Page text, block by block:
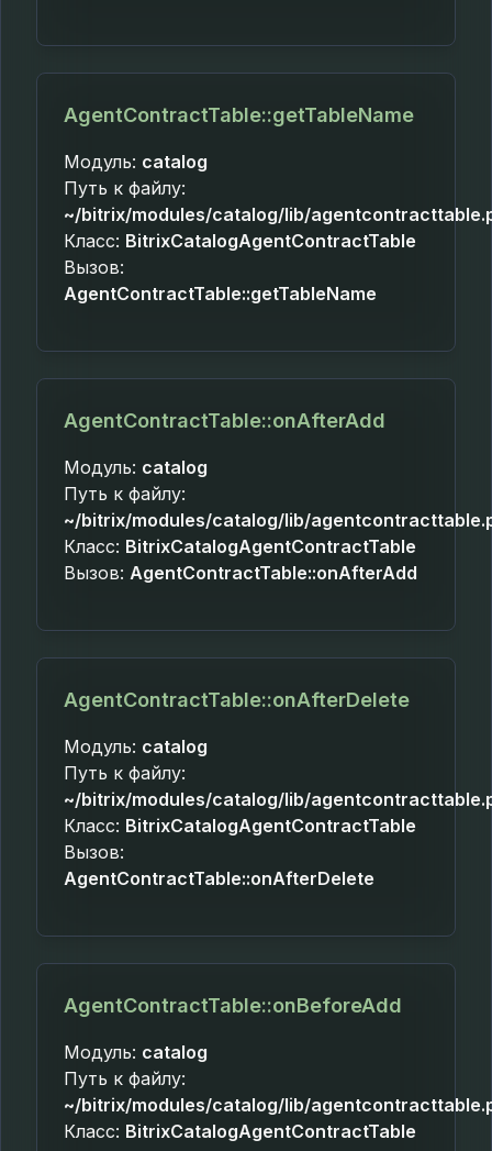
AgentContractTable::getTableName
Модуль: catalog
Путь к файлу:
~/bitrix/modules/catalog/lib/
Класс: BitrixCatalogAgentContractTable
Вызов:
AgentContractTable::getTableName
AgentContractTable::onAfterAdd
Модуль: catalog
Путь к файлу:
~/bitrix/modules/catalog/lib/
Класс: BitrixCatalogAgentContractTable
Вызов: AgentContractTable::onAfterAdd
AgentContractTable::onAfterDelete
Модуль: catalog
Путь к файлу:
~/bitrix/modules/catalog/lib/
Класс: BitrixCatalogAgentContractTable
Вызов:
AgentContractTable::onAfterDelete
AgentContractTable::onBeforeAdd
Модуль: catalog
Путь к файлу:
~/bitrix/modules/catalog/lib/
Класс: BitrixCatalogAgentContractTable